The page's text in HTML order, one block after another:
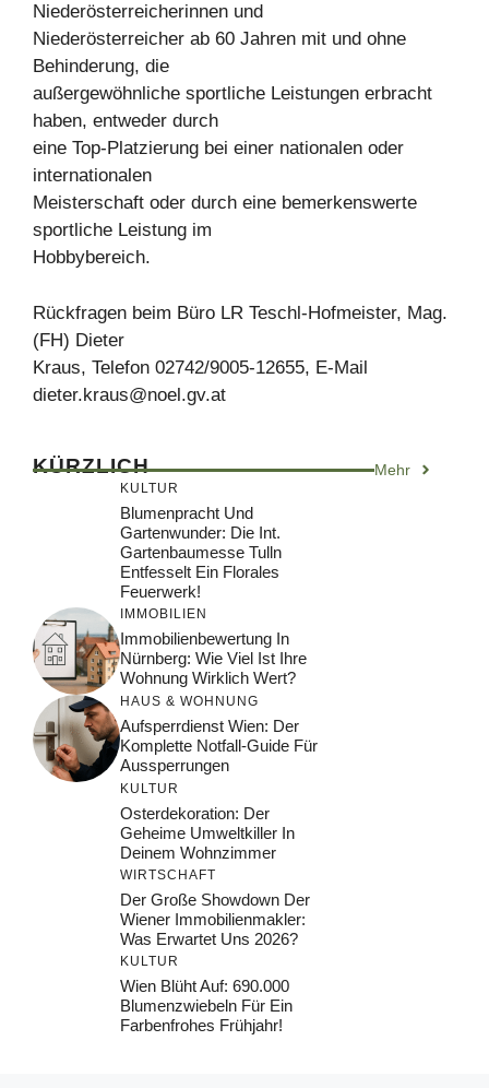
Niederösterreicherinnen und
Niederösterreicher ab 60 Jahren mit und ohne
Behinderung, die
außergewöhnliche sportliche Leistungen erbracht
haben, entweder durch
eine Top-Platzierung bei einer nationalen oder
internationalen
Meisterschaft oder durch eine bemerkenswerte
sportliche Leistung im
Hobbybereich.
Rückfragen beim Büro LR Teschl-Hofmeister, Mag.
(FH) Dieter
Kraus, Telefon 02742/9005-12655, E-Mail
dieter.kraus@noel.gv.at
KÜRZLICH Mehr
KULTUR
Blumenpracht Und
Gartenwunder: Die Int.
Gartenbaumesse Tulln
Entfesselt Ein Florales
Feuerwerk!
IMMOBILIEN
Immobilienbewertung In
Nürnberg: Wie Viel Ist Ihre
Wohnung Wirklich Wert?
HAUS & WOHNUNG
Aufsperrdienst Wien: Der
Komplette Notfall-Guide Für
Aussperrungen
KULTUR
Osterdekoration: Der
Geheime Umweltkiller In
Deinem Wohnzimmer
WIRTSCHAFT
Der Große Showdown Der
Wiener Immobilienmakler:
Was Erwartet Uns 2026?
KULTUR
Wien Blüht Auf: 690.000
Blumenzwiebeln Für Ein
Farbenfrohes Frühjahr!